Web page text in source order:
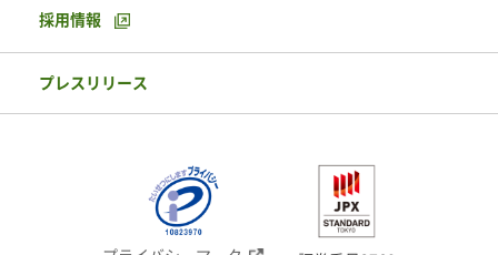
採用情報
プレスリリース